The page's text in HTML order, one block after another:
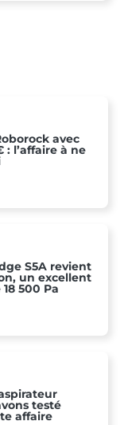
avec
: l’affaire à ne
S5A revient
un excellent
500 Pa
testé
affaire